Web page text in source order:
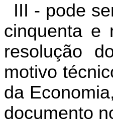
III - pode
cinquenta e
resolução
motivo
da
documento